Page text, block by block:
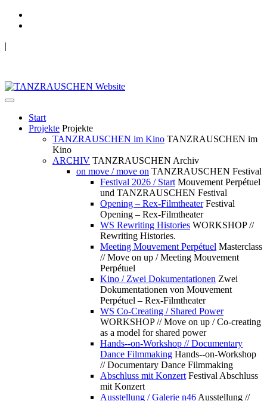
|
Start
Projekte Projekte
TANZRAUSCHEN im Kino TANZRAUSCHEN im
Kino
ARCHIV TANZRAUSCHEN Archiv
on move / move on TANZRAUSCHEN Festival
Festival 2026 / Start Mouvement Perpétuel
und TANZRAUSCHEN Festival
Opening – Rex-Filmtheater Festival
Opening – Rex-Filmtheater
WS Rewriting Histories WORKSHOP //
Rewriting Histories.
Meeting Mouvement Perpétuel Masterclass
// Move on up / Meeting Mouvement
Perpétuel
Kino / Zwei Dokumentationen Zwei
Dokumentationen von Mouvement
Perpétuel – Rex-Filmtheater
WS Co-Creating / Shared Power
WORKSHOP // Move on up / Co-creating
as a model for shared power
Hands--on-Workshop // Documentary
Dance Filmmaking Hands--on-Workshop
// Documentary Dance Filmmaking
Abschluss mit Konzert Festival Abschluss
mit Konzert
Ausstellung / Galerie n46 Ausstellung //